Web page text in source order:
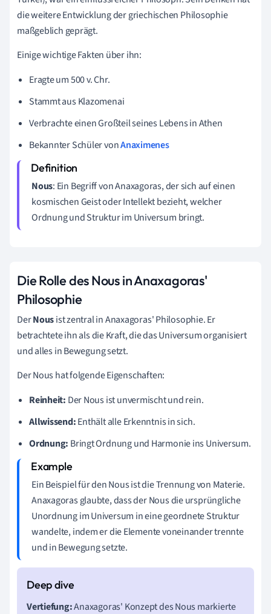
die weitere Entwicklung der griechischen Philosophie
maßgeblich geprägt.
Einige wichtige Fakten über ihn:
Eragte um 500 v. Chr.
Stammt aus Klazomenai
Verbrachte einen Großteil seines Lebens in Athen
Bekannter Schüler vonAnaximenes
Nous: Ein Begriff von Anaxagoras, der sich auf einen
kosmischen Geist oder Intellekt bezieht, welcher
Ordnung und Struktur im Universum bringt.
Die Rolle des Nous in Anaxagoras'
Philosophie
DerNousist zentral in Anaxagoras' Philosophie. Er
betrachtete ihn als die Kraft, die das Universum organisiert
und alles in Bewegung setzt.
Der Nous hat folgende Eigenschaften:
Reinheit: Der Nous ist unvermischt und rein.
Allwissend:Enthält alle Erkenntnis in sich.
Ordnung: Bringt Ordnung und Harmonie ins Universum.
Ein Beispiel für den Nous ist die Trennung von Materie.
Anaxagoras glaubte, dass der Nous die ursprüngliche
Unordnung im Universum in eine geordnete Struktur
wandelte, indem er die Elemente voneinander trennte
und in Bewegung setzte.
Vertiefung:Anaxagoras' Konzept des Nous markierte